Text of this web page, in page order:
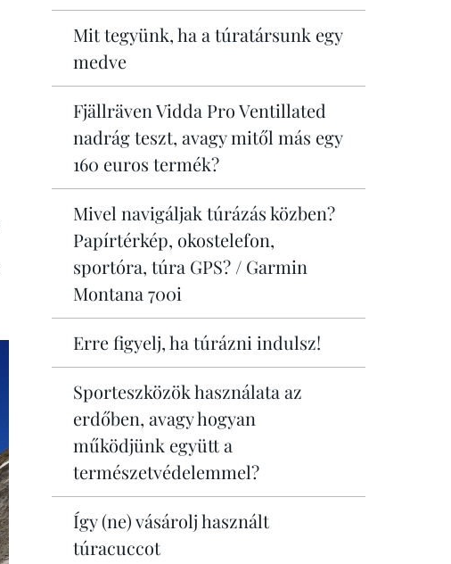
Mit tegyünk, ha a túratársunk egy
medve
Fjällräven Vidda Pro Ventillated
nadrág teszt, avagy mitől más egy
160 euros termék?
Mivel navigáljak túrázás közben?
Papírtérkép, okostelefon,
sportóra, túra GPS? / Garmin
Montana 700i
Erre figyelj, ha túrázni indulsz!
Sporteszközök használata az
erdőben, avagy hogyan
működjünk együtt a
természetvédelemmel?
Így (ne) vásárolj használt
túracuccot